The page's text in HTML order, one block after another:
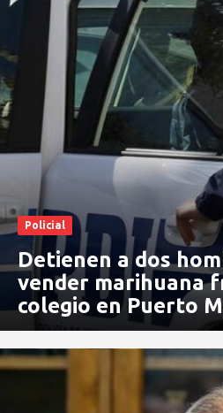
Policial
Detienen a dos
vender marihuana
colegio en Puerto